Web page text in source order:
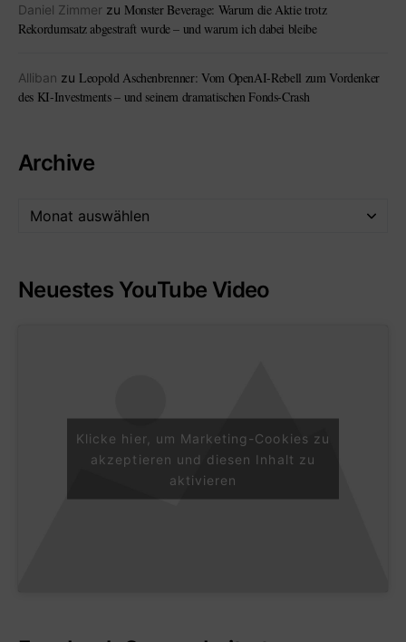
Daniel Zimmer zu Monster Beverage: Warum die Aktie trotz
Rekordumsatz abgestraft wurde – und warum ich dabei bleibe
Alliban zu Leopold Aschenbrenner: Vom OpenAI-Rebell zum Vordenker
des KI-Investments – und seinem dramatischen Fonds-Crash
Archive
Neuestes YouTube Video
Klicke hier, um Marketing-Cookies zu
akzeptieren und diesen Inhalt zu
aktivieren